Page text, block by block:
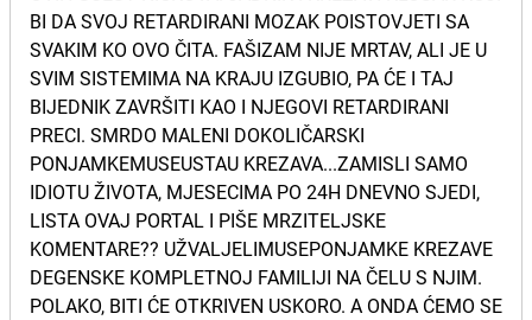
BI DA SVOJ RETARDIRANI MOZAK POISTOVJETI SA
SVAKIM KO OVO ČITA. FAŠIZAM NIJE MRTAV, ALI JE U
SVIM SISTEMIMA NA KRAJU IZGUBIO, PA ĆE I TAJ
BIJEDNIK ZAVRŠITI KAO I NJEGOVI RETARDIRANI
PRECI. SMRDO MALENI DOKOLIČARSKI
PONJAMKEMUSEUSTAU KREZAVA...ZAMISLI SAMO
IDIOTU ŽIVOTA, MJESECIMA PO 24H DNEVNO SJEDI,
LISTA OVAJ PORTAL I PIŠE MRZITELJSKE
KOMENTARE?? UŽVALJELIMUSEPONJAMKE KREZAVE
DEGENSKE KOMPLETNOJ FAMILIJI NA ČELU S NJIM.
POLAKO, BITI ĆE OTKRIVEN USKORO. A ONDA ĆEMO SE